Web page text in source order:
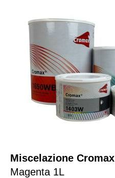
PREPARAZIONE /
MATERIALI DI CONSUMO PER
STRUMENTI PER LA
ATTREZZATURE PER
INSTALLAZIONE IN
TUTORIAL E CONSIGLI
Miscelazione Cromax
Magenta 1L